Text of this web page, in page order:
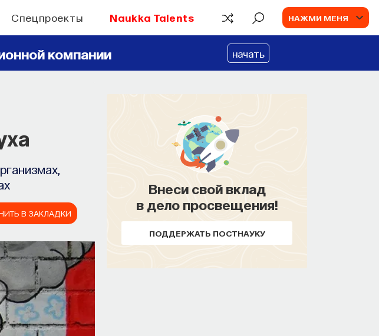
Спецпроекты Naukka Talents НАЖМИ МЕНЯ
компании начать
В ЗАКЛАДКИ
Внеси свой вклад
в дело просвещения!
ПОДДЕРЖАТЬ ПОСТНАУКУ